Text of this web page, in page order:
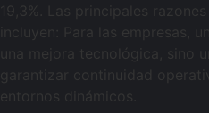
19,3%. Las principales
incluyen: Para las empresas,
una mejora tecnológica, sino
garantizar continuidad
entornos dinámicos.